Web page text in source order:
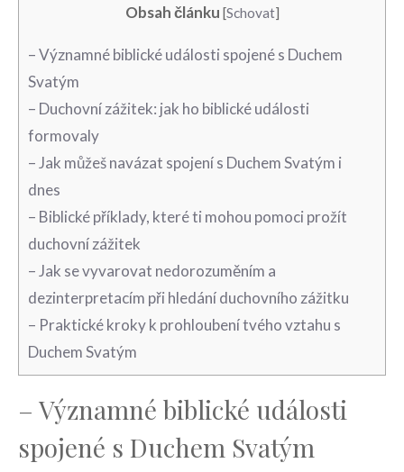
Obsah článku [Schovat]
– Významné biblické události spojené s Duchem
Svatým
– Duchovní zážitek: jak ho biblické události
formovaly
– Jak‍ můžeš navázat spojení s Duchem Svatým i
dnes
– Biblické příklady, které ti mohou pomoci prožít
⁢duchovní zážitek
– Jak‌ se vyvarovat‍ nedorozuměním a
dezinterpretacím při hledání duchovního ​zážitku
– Praktické kroky k ​prohloubení tvého vztahu s
Duchem Svatým
– Významné biblické události
spojené s Duchem Svatým